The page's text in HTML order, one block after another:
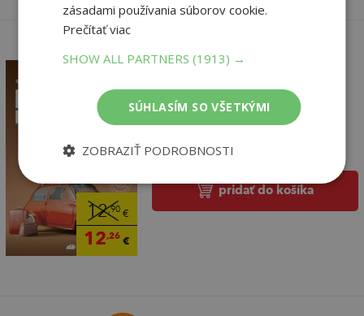
12,90€
12,26€
Koľko toho potrebuješ
Na sklade
pridať do košíka
zásadami používania súborov cookie.
Prečítať viac
SHOW ALL PARTNERS(1913) →
SÚHLASÍM SO VŠETKÝMI
ZOBRAZIŤ PODROBNOSTI